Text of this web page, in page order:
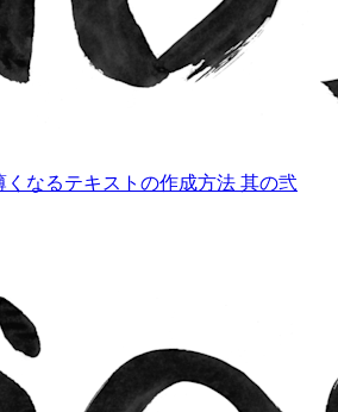
なるテキストの作成方法 其の弐